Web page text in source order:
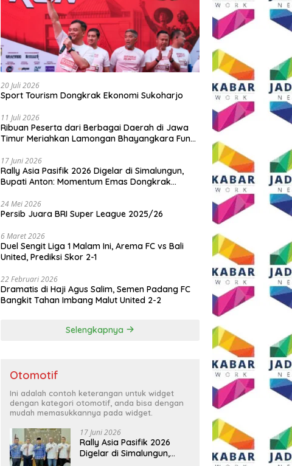
20 Juli 2026
Sport Tourism Dongkrak Ekonomi Sukoharjo
11 Juli 2026
Ribuan Peserta dari Berbagai Daerah di Jawa
Timur Meriahkan Lamongan Bhayangkara Fun
17 Juni 2026
Rally Asia Pasifik 2026 Digelar di Simalungun,
Bupati Anton: Momentum Emas Dongkrak
24 Mei 2026
Persib Juara BRI Super League 2025/26
6 Maret 2026
Duel Sengit Liga 1 Malam Ini, Arema FC vs Bali
United, Prediksi Skor 2-1
22 Februari 2026
Dramatis di Haji Agus Salim, Semen Padang FC
Bangkit Tahan Imbang Malut United 2-2
Selengkapnya
Otomotif
Ini adalah contoh keterangan untuk widget
dengan kategori otomotif, anda bisa dengan
mudah memasukkannya pada widget.
17 Juni 2026
Rally Asia Pasifik 2026
Digelar di Simalungun,